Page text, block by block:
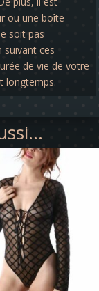
ou une boîte
soit pas
suivant ces
de vie de votre
longtemps.